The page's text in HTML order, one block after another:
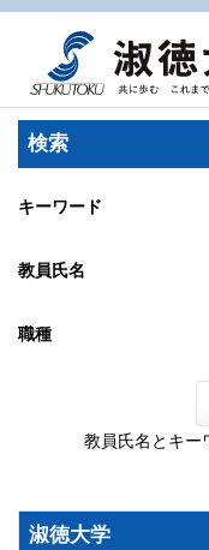
検索
キーワード
教員氏名
職種
教員氏名とキー
淑徳大学